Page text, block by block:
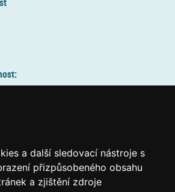
a další sledovací nástroje s
přizpůsobeného obsahu
a zjištění zdroje